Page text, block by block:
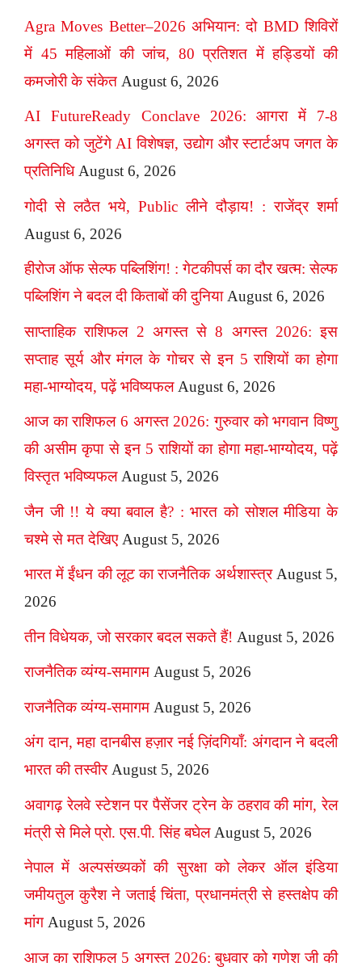
Agra Moves Better–2026 अभियान: दो BMD शिविरों
में 45 महिलाओं की जांच, 80 प्रतिशत में हड्डियों की
कमजोरी के संकेत August 6, 2026
AI FutureReady Conclave 2026: आगरा में 7-8
अगस्त को जुटेंगे AI विशेषज्ञ, उद्योग और स्टार्टअप जगत के
प्रतिनिधि August 6, 2026
गोदी से लठैत भये, Public लीने दौड़ाय! : राजेंद्र शर्मा
August 6, 2026
हीरोज ऑफ सेल्फ पब्लिशिंग! : गेटकीपर्स का दौर खत्म: सेल्फ
पब्लिशिंग ने बदल दी किताबों की दुनिया August 6, 2026
साप्ताहिक राशिफल 2 अगस्त से 8 अगस्त 2026: इस
सप्ताह सूर्य और मंगल के गोचर से इन 5 राशियों का होगा
महा-भाग्योदय, पढ़ें भविष्यफल August 6, 2026
आज का राशिफल 6 अगस्त 2026: गुरुवार को भगवान विष्णु
की असीम कृपा से इन 5 राशियों का होगा महा-भाग्योदय, पढ़ें
विस्तृत भविष्यफल August 5, 2026
जैन जी !! ये क्या बवाल है? : भारत को सोशल मीडिया के
चश्मे से मत देखिए August 5, 2026
भारत में ईंधन की लूट का राजनैतिक अर्थशास्त्र August 5,
2026
तीन विधेयक, जो सरकार बदल सकते हैं! August 5, 2026
राजनैतिक व्यंग्य-समागम August 5, 2026
राजनैतिक व्यंग्य-समागम August 5, 2026
अंग दान, महा दानबीस हज़ार नई ज़िंदगियाँ: अंगदान ने बदली
भारत की तस्वीर August 5, 2026
अवागढ़ रेलवे स्टेशन पर पैसेंजर ट्रेन के ठहराव की मांग, रेल
मंत्री से मिले प्रो. एस.पी. सिंह बघेल August 5, 2026
नेपाल में अल्पसंख्यकों की सुरक्षा को लेकर ऑल इंडिया
जमीयतुल कुरैश ने जताई चिंता, प्रधानमंत्री से हस्तक्षेप की
मांग August 5, 2026
आज का राशिफल 5 अगस्त 2026: बुधवार को गणेश जी की